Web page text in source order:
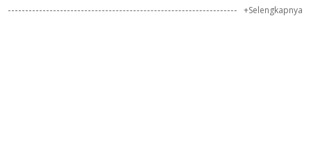
+Selengkapnya